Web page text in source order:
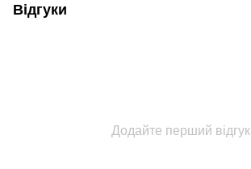
Відгуки
Додайте перший відгук